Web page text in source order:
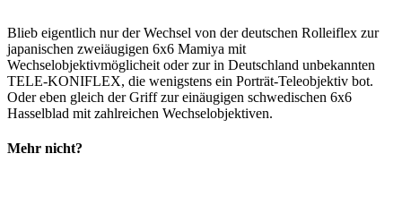
Blieb eigentlich nur der Wechsel von der deutschen Rolleiflex zur
japanischen zweiäugigen 6x6 Mamiya mit
Wechselobjektivmöglicheit oder zur in Deutschland unbekannten
TELE-KONIFLEX, die wenigstens ein Porträt-Teleobjektiv bot.
Oder eben gleich der Griff zur einäugigen schwedischen 6x6
Hasselblad mit zahlreichen Wechselobjektiven.
Mehr nicht?